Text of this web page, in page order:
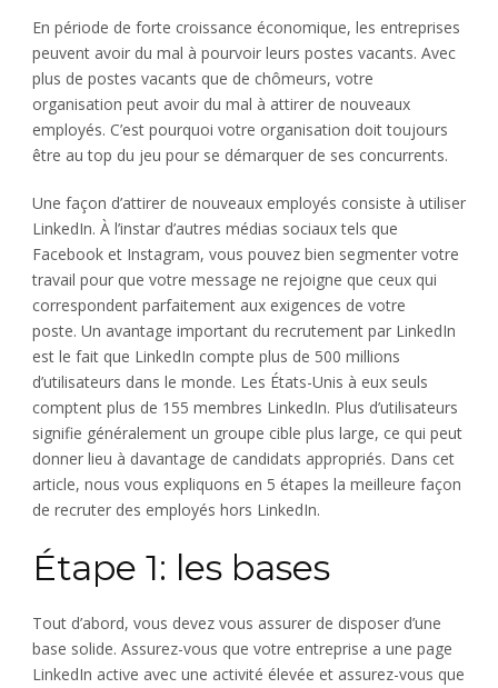
En période de forte croissance économique, les entreprises
peuvent avoir du mal à pourvoir leurs postes vacants. Avec
plus de postes vacants que de chômeurs, votre
organisation peut avoir du mal à attirer de nouveaux
employés. C’est pourquoi votre organisation doit toujours
être au top du jeu pour se démarquer de ses concurrents.
Une façon d’attirer de nouveaux employés consiste à utiliser
LinkedIn. À l’instar d’autres médias sociaux tels que
Facebook et Instagram, vous pouvez bien segmenter votre
travail pour que votre message ne rejoigne que ceux qui
correspondent parfaitement aux exigences de votre
poste. Un avantage important du recrutement par LinkedIn
est le fait que LinkedIn compte plus de 500 millions
d’utilisateurs dans le monde. Les États-Unis à eux seuls
comptent plus de 155 membres LinkedIn. Plus d’utilisateurs
signifie généralement un groupe cible plus large, ce qui peut
donner lieu à davantage de candidats appropriés. Dans cet
article, nous vous expliquons en 5 étapes la meilleure façon
de recruter des employés hors LinkedIn.
Étape 1: les bases
Tout d’abord, vous devez vous assurer de disposer d’une
base solide. Assurez-vous que votre entreprise a une page
LinkedIn active avec une activité élevée et assurez-vous que